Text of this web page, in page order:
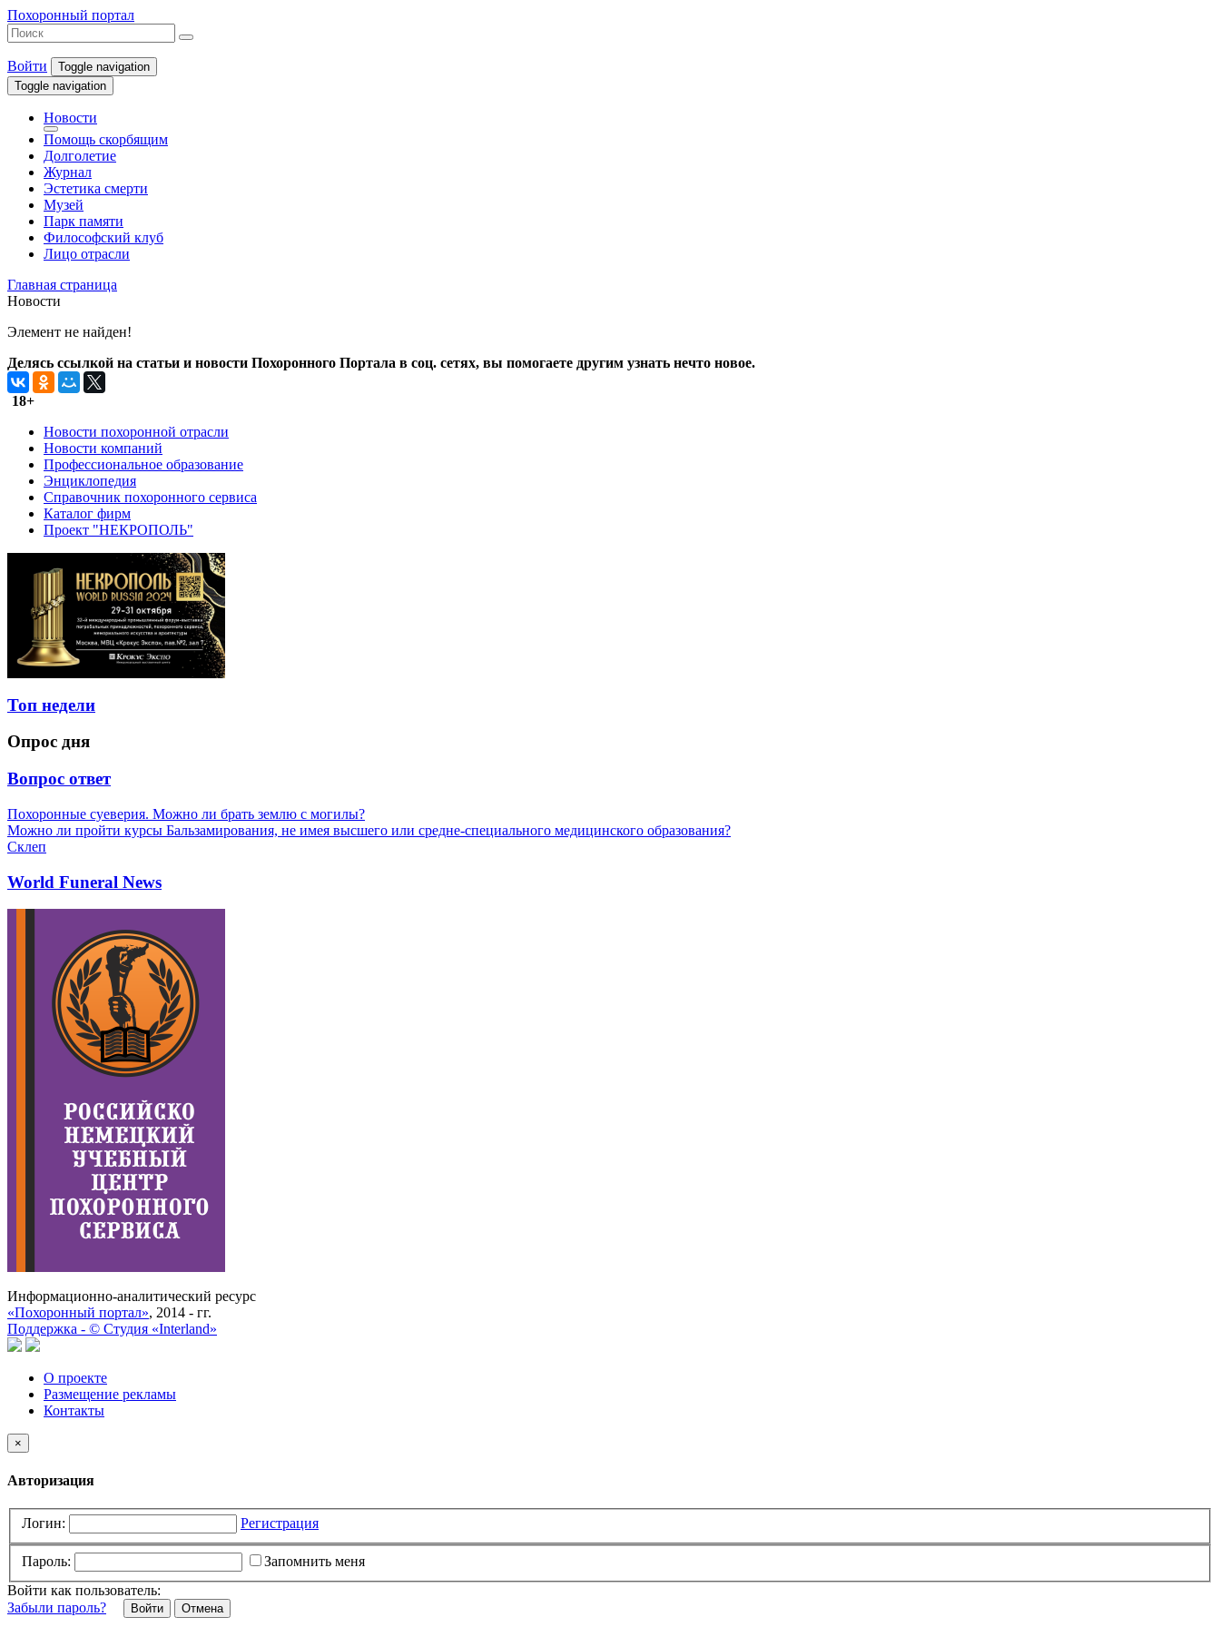
Похоронный портал
Войти
Toggle navigation
Toggle navigation
Новости
Помощь скорбящим
Долголетие
Журнал
Эстетика смерти
Музей
Парк памяти
Философский клуб
Лицо отрасли
Главная страница
Новости
Элемент не найден!
Делясь ссылкой на статьи и новости Похоронного Портала в соц. сетях, вы помогаете другим узнать нечто новое.
18+
Новости похоронной отрасли
Новости компаний
Профессиональное образование
Энциклопедия
Справочник похоронного сервиса
Каталог фирм
Проект "НЕКРОПОЛЬ"
Топ недели
Опрос дня
Вопрос ответ
Похоронные суеверия. Можно ли брать землю с могилы?
Можно ли пройти курсы Бальзамирования, не имея высшего или средне-специального медицинского образования?
Склеп
World Funeral News
Информационно-аналитический ресурс
«Похоронный портал», 2014 - гг.
Поддержка - © Cтудия «Interland»
О проекте
Размещение рекламы
Контакты
×
Авторизация
Логин: Регистрация
Пароль:
Запомнить меня
Войти как пользователь:
Забыли пароль?
Отмена